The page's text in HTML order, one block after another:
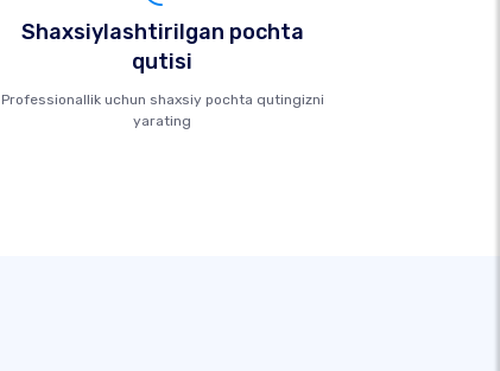
Shaxsiylashtirilgan pochta
qutisi
Professionallik uchun shaxsiy pochta qutingizni
yarating